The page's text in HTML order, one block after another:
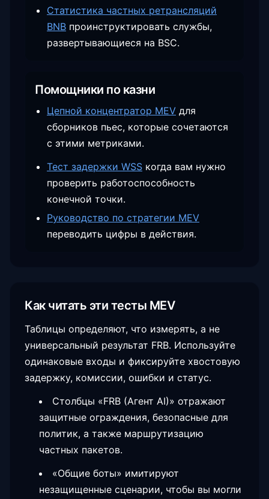
Статистика частных ретрансляций
BNB проинструктировать службы,
развертывающиеся на BSC.
Помощники по казни
Цепной концентратор MEV для
сборников пьес, которые сочетаются
с этими метриками.
Тест задержки WSS когда вам нужно
проверить работоспособность
конечной точки.
Руководство по стратегии MEV
переводить цифры в действия.
Как читать эти тесты MEV
Таблицы определяют, что измерять, а не
универсальный результат FRB. Используйте
одинаковые входы и фиксируйте хвостовую
задержку, комиссии, ошибки и статус.
Столбцы «FRB (Агент AI)» отражают
защитные ограждения, безопасные для
политик, а также маршрутизацию
частных пакетов.
«Общие боты» имитируют
незащищенные сценарии, чтобы вы могли